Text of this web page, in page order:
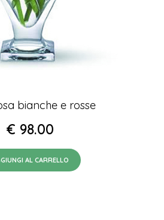
bianche e rosse
€ 98.00
AL CARRELLO